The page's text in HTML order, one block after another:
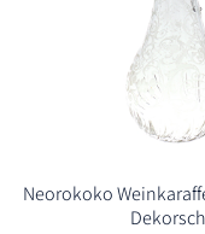
Neorokoko